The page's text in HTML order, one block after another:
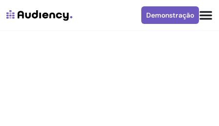
Demonstração